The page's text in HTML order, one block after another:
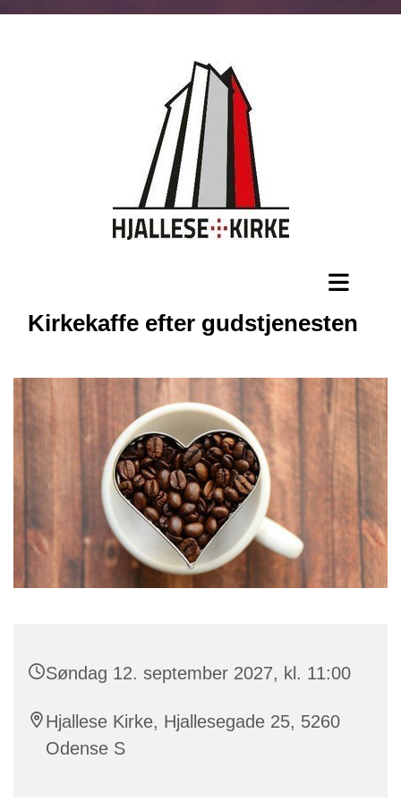
Kirkekaffe efter gudstjenesten
Søndag 12. september 2027, kl. 11:00
Hjallese Kirke, Hjallesegade 25, 5260
Odense S